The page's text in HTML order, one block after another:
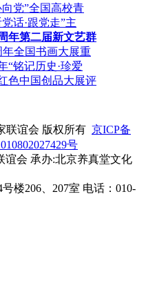
党”全国高校青
话·跟党走”主
年第二届新文艺群
全国书画大展重
“铭记历史·珍爱
色中国创品大展评
联谊会 版权所有 京ICP备
号
谊会 承办:北京养真堂文化
楼206、207室 电话：010-